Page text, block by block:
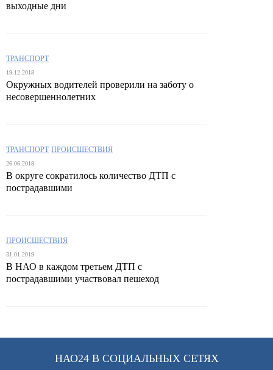
выходные дни
ТРАНСПОРТ
19.12.2018
Окружных водителей проверили на заботу о
несовершеннолетних
ТРАНСПОРТ ПРОИСШЕСТВИЯ
26.06.2018
В округе сократилось количество ДТП с
пострадавшими
ПРОИСШЕСТВИЯ
31.01.2019
В НАО в каждом третьем ДТП с
пострадавшими участвовал пешеход
НАО24 В СОЦИАЛЬНЫХ СЕТЯХ